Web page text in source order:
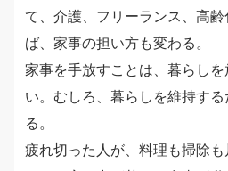
て、介護、フリーランス、高
ば、家事の担い方も変わる。
家事を手放すことは、暮らし
い。むしろ、暮らしを維持す
る。
疲れ切った人が、料理も掃除